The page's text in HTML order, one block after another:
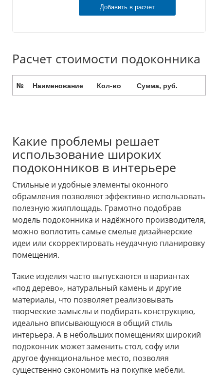
Добавить в расчет
Расчет стоимости подоконника
№ Наименование Кол-во Сумма, руб.
Какие проблемы решает
использование широких
подоконников в интерьере
Стильные и удобные элементы оконного
обрамления позволяют эффективно использовать
полезную жилплощадь. Грамотно подобрав
модель подоконника и надёжного производителя,
можно воплотить самые смелые дизайнерские
идеи или скорректировать неудачную планировку
помещения.
Такие изделия часто выпускаются в вариантах
«под дерево», натуральный камень и другие
материалы, что позволяет реализовывать
творческие замыслы и подбирать конструкцию,
идеально вписывающуюся в общий стиль
интерьера. А в небольших помещениях широкий
подоконник может заменить стол, софу или
другое функциональное место, позволяя
существенно сэкономить на покупке мебели.